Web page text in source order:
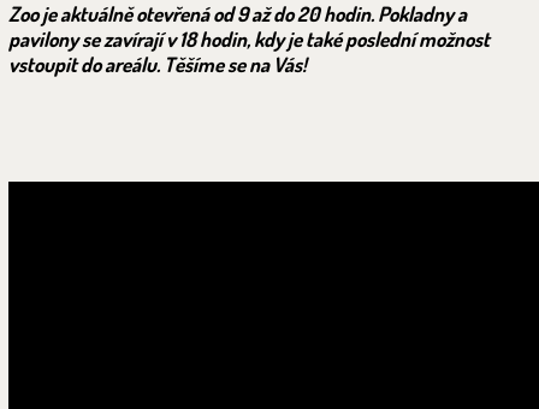
Zoo je aktuálně otevřená od 9 až do 20 hodin. Pokladny a
pavilony se zavírají v 18 hodin, kdy je také poslední možnost
vstoupit do areálu. Těšíme se na Vás!